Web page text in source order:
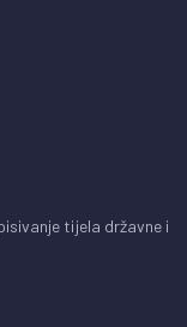
tijela državne i